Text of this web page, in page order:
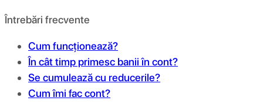
Întrebări frecvente
Cum funcționează?
În cât timp primesc banii în cont?
Se cumulează cu reducerile?
Cum îmi fac cont?